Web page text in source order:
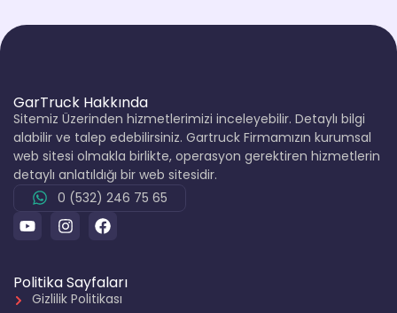
GarTruck Hakkında
Sitemiz Üzerinden hizmetlerimizi inceleyebilir. Detaylı bilgi
alabilir ve talep edebilirsiniz. Gartruck Firmamızın kurumsal
web sitesi olmakla birlikte, operasyon gerektiren hizmetlerin
detaylı anlatıldığı bir web sitesidir.
0 (532) 246 75 65
Politika Sayfaları
Gizlilik Politikası